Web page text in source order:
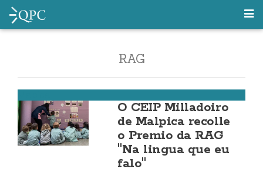
RAG
O CEIP Milladoiro
de Malpica recolle
o Premio da RAG
"Na lingua que eu
falo"